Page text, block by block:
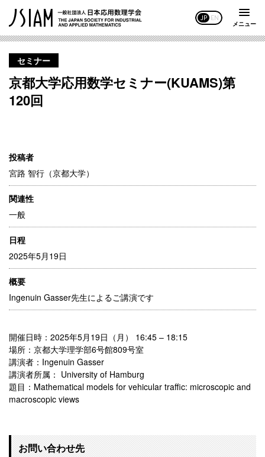
JP EN
メニュー
セミナー
京都大学応用数学セミナー(KUAMS)第
120回
投稿者
宮路 智行（京都大学）
関連性
一般
日程
2025年5月19日
概要
Ingenuin Gasser先生によるご講演です
開催日時：2025年5月19日（月） 16:45 – 18:15
場所：京都大学理学部6号館809号室
講演者：Ingenuin Gasser
講演者所属： University of Hamburg
題目：Mathematical models for vehicular traffic: microscopic and
macroscopic views
お問い合わせ先